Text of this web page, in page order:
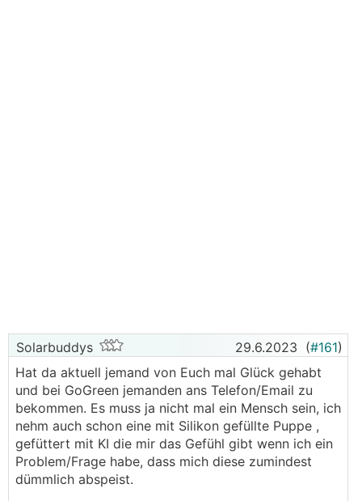
Grundsätzlich betreffen PV-Betreiber die hohen
Strompreise ja nicht so schlimm, trotzdem will man
ja nicht ......, immerhin ist's wie bei diesen miesen
Novembertagen nicht so einfach autark zu sein wie
im Sommer.
aktuelle Angebote
============
Verbund: 49,20 /kWh brutto, €3,59 Grundpreis/Mon,
Solarbuddys 29.6.2023 (#161)
Hat da aktuell jemand von Euch mal Glück gehabt
und bei GoGreen jemanden ans Telefon/Email zu
bekommen. Es muss ja nicht mal ein Mensch sein, ich
nehm auch schon eine mit Silikon gefüllte Puppe ,
gefüttert mit KI die mir das Gefühl gibt wenn ich ein
Problem/Frage habe, dass mich diese zumindest
dümmlich abspeist.